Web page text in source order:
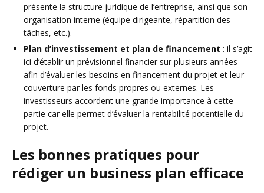
présente la structure juridique de l’entreprise, ainsi que son
organisation interne (équipe dirigeante, répartition des
tâches, etc.).
Plan d’investissement et plan de financement : il s’agit
ici d’établir un prévisionnel financier sur plusieurs années
afin d’évaluer les besoins en financement du projet et leur
couverture par les fonds propres ou externes. Les
investisseurs accordent une grande importance à cette
partie car elle permet d’évaluer la rentabilité potentielle du
projet.
Les bonnes pratiques pour
rédiger un business plan efficace